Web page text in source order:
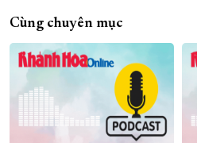
Cùng chuyên mục